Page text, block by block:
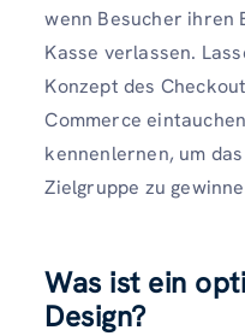
wenn Besucher ihren
Kasse verlassen.
Konzept des
Commerce
kennenlernen, um
Zielgruppe zu
Was ist ein
Design?